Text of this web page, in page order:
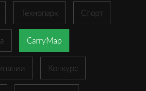
Технопарк Спорт
CarryMap
Конкурс